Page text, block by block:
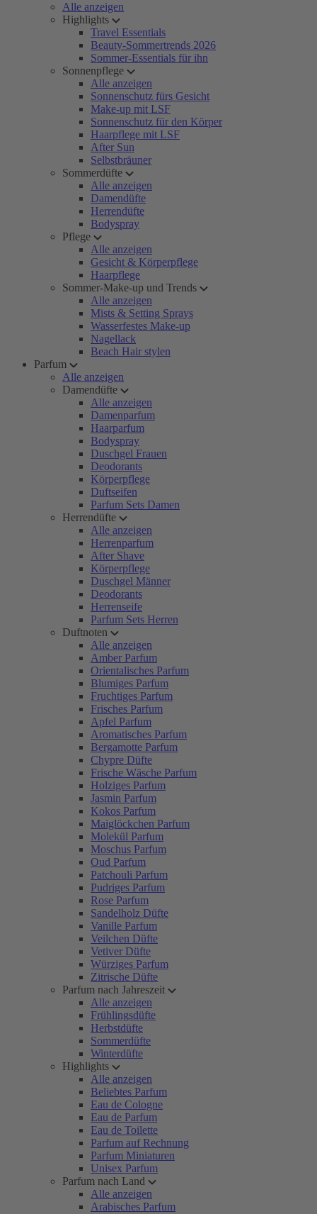
Alle anzeigen
Highlights
Travel Essentials
Beauty-Sommertrends 2026
Sommer-Essentials für ihn
Sonnenpflege
Alle anzeigen
Sonnenschutz fürs Gesicht
Make-up mit LSF
Sonnenschutz für den Körper
Haarpflege mit LSF
After Sun
Selbstbräuner
Sommerdüfte
Alle anzeigen
Damendüfte
Herrendüfte
Bodyspray
Pflege
Alle anzeigen
Gesicht & Körperpflege
Haarpflege
Sommer-Make-up und Trends
Alle anzeigen
Mists & Setting Sprays
Wasserfestes Make-up
Nagellack
Beach Hair stylen
Parfum
Alle anzeigen
Damendüfte
Alle anzeigen
Damenparfum
Haarparfum
Bodyspray
Duschgel Frauen
Deodorants
Körperpflege
Duftseifen
Parfum Sets Damen
Herrendüfte
Alle anzeigen
Herrenparfum
After Shave
Körperpflege
Duschgel Männer
Deodorants
Herrenseife
Parfum Sets Herren
Duftnoten
Alle anzeigen
Amber Parfum
Orientalisches Parfum
Blumiges Parfum
Fruchtiges Parfum
Frisches Parfum
Apfel Parfum
Aromatisches Parfum
Bergamotte Parfum
Chypre Düfte
Frische Wäsche Parfum
Holziges Parfum
Jasmin Parfum
Kokos Parfum
Maiglöckchen Parfum
Molekül Parfum
Moschus Parfum
Oud Parfum
Patchouli Parfum
Pudriges Parfum
Rose Parfum
Sandelholz Düfte
Vanille Parfum
Veilchen Düfte
Vetiver Düfte
Würziges Parfum
Zitrische Düfte
Parfum nach Jahreszeit
Alle anzeigen
Frühlingsdüfte
Herbstdüfte
Sommerdüfte
Winterdüfte
Highlights
Alle anzeigen
Beliebtes Parfum
Eau de Cologne
Eau de Parfum
Eau de Toilette
Parfum auf Rechnung
Parfum Miniaturen
Unisex Parfum
Parfum nach Land
Alle anzeigen
Arabisches Parfum